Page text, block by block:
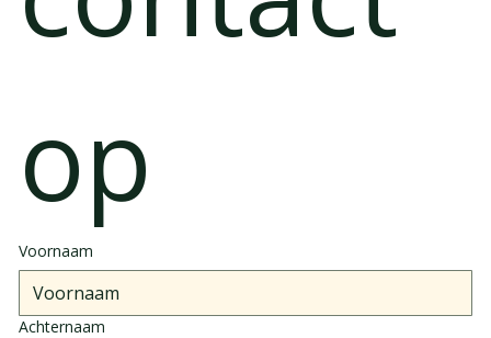
op
Voornaam
Achternaam